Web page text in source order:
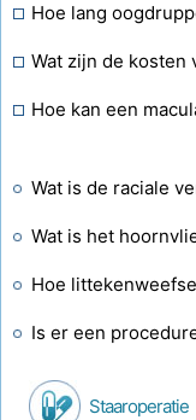
Hoe lang
Hoe kan een
Wat is het
Hoe
Staaroperatie